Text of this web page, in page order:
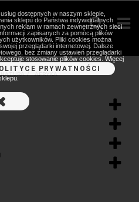
dostępnych w naszym sklepie,
sklepu do Państwa indywidualnych
reklam w ramach zewnętrznych sieci
zapisanych za pomocą plików
użytkowników. Pliki cookies można
przeglądarki internetowej. Dalsze
bez zmiany ustawień przeglądarki
stosowanie plików cookies. Więcej
PRYWATNOŚCI